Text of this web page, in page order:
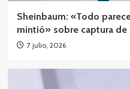
Sheinbaum: «Todo
mintió» sobre captura de
7 julio, 2026